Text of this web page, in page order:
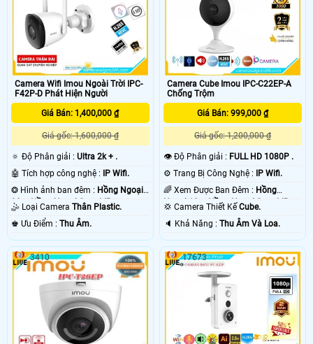
Camera Wifi Imou Ngoài Trời IPC-
F42P-D Phát Hiện Người
Giá Bán: 1,400,000 ₫
Giá gốc: 1,600,000 ₫
🔅 Độ Phân giải : Ultra 2k + .
🤖️ Tích hợp công nghệ :
IP Wifi.
❂ Hình ảnh ban đêm : Hồng Ngoại
30m Hồng Ngoại Smart IR.
🤹 Loại Camera Thân Plastic.
️♚ Ưu Điểm : Thu Âm.
Camera Cube Imou IPC-C22EP-A
Chống Trộm
Giá Bán: 999,000 ₫
Giá gốc: 1,200,000 ₫
👁 Độ Phân giải : FULL HD 1080P .
⚙ Trang Bị Công Nghệ :
IP Wifi.
🌈 Xem Được Ban Đêm : Hồng
Ngoại 10m Hồng Ngoại Smart IR.
💢 Camera Thiết KếCube.
️🔈 Khả Năng :Thu Âm Và Loa.
3410 17673